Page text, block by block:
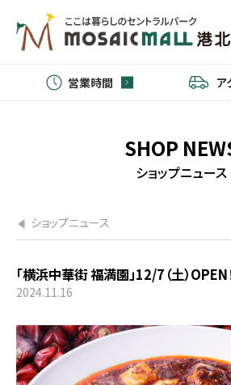
営業時間 ア
SHOP
ショップニュース
ショップニュース
「横浜中華街 福満園」12/7（土）OPEN
2024.11.16